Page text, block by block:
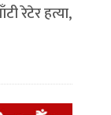
रेटेर हत्या,